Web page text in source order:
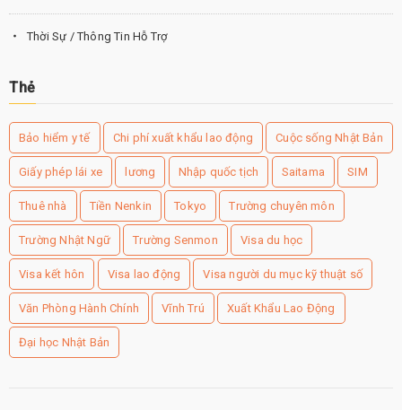
Thời Sự / Thông Tin Hỗ Trợ
Thẻ
Bảo hiểm y tế Chi phí xuất khẩu lao động Cuộc sống Nhật Bản
Giấy phép lái xe lương Nhập quốc tịch Saitama SIM
Thuê nhà Tiền Nenkin Tokyo Trường chuyên môn
Trường Nhật Ngữ Trường Senmon Visa du học
Visa kết hôn Visa lao động Visa người du mục kỹ thuật số
Văn Phòng Hành Chính Vĩnh Trú Xuất Khẩu Lao Động
Đại học Nhật Bản